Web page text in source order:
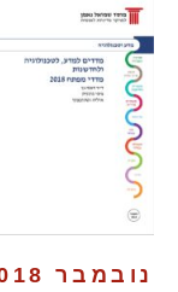
נובמבר 2018